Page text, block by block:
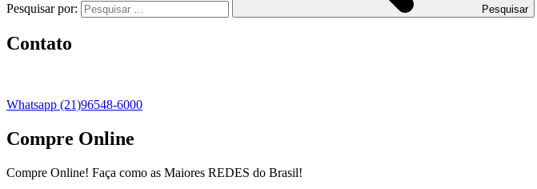
Pesquisar por: Pesquisar
Contato
Whatsapp (21)96548-6000
Compre Online
Compre Online! Faça como as Maiores REDES do Brasil!